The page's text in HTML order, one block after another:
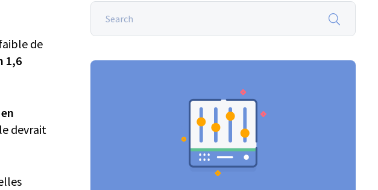
de
1,6
devrait
Search
Lassurance